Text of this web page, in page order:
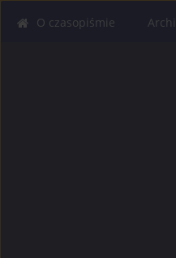
O czasopiśmie